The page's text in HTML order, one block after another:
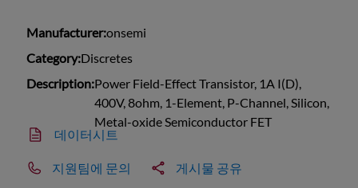
Manufacturer:onsemi
Category:Discretes
Description:Power Field-Effect Transistor, 1A I(D),
400V, 8ohm, 1-Element, P-Channel, Silicon,
Metal-oxide Semiconductor FET
데이터시트
지원팀에 문의 게시물 공유